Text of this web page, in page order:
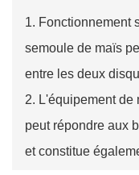
1. Fonctionnement
semoule de maïs
entre les deux
2. L'équipement de
peut répondre aux
et constitue